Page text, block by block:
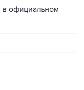
в официальном